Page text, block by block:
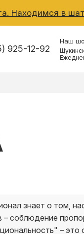
Находимся в
925-12-92
Наш
знает о том,
соблюдение
– это